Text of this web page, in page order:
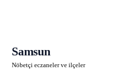
Samsun
Nöbetçi eczaneler ve ilçeler